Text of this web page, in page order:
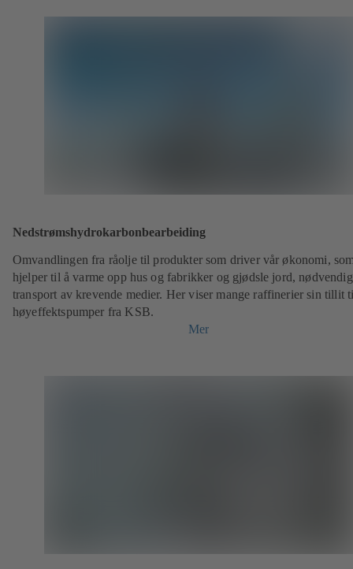
Nedstrømshydrokarbonbearbeiding
Omvandlingen fra råolje til produkter som driver vår økonomi,
hjelper til å varme opp hus og fabrikker og gjødsle jord,
transport av krevende medier. Her viser mange raffinerier sin tillit
høyeffektspumper fra KSB.
Mer